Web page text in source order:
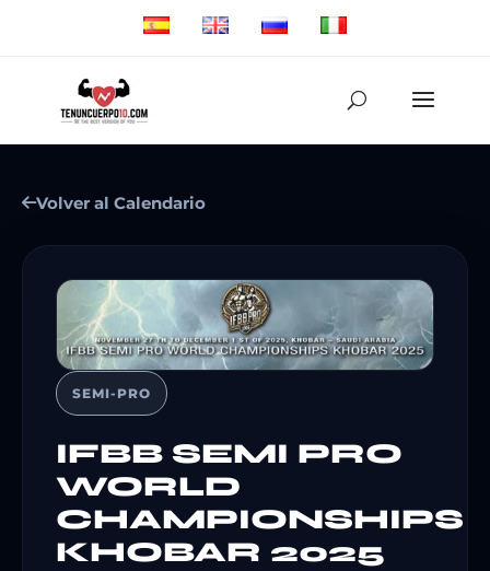
Volver al Calendario
SEMI-PRO
IFBB SEMI PRO
WORLD
CHAMPIONSHIPS
KHOBAR 2025